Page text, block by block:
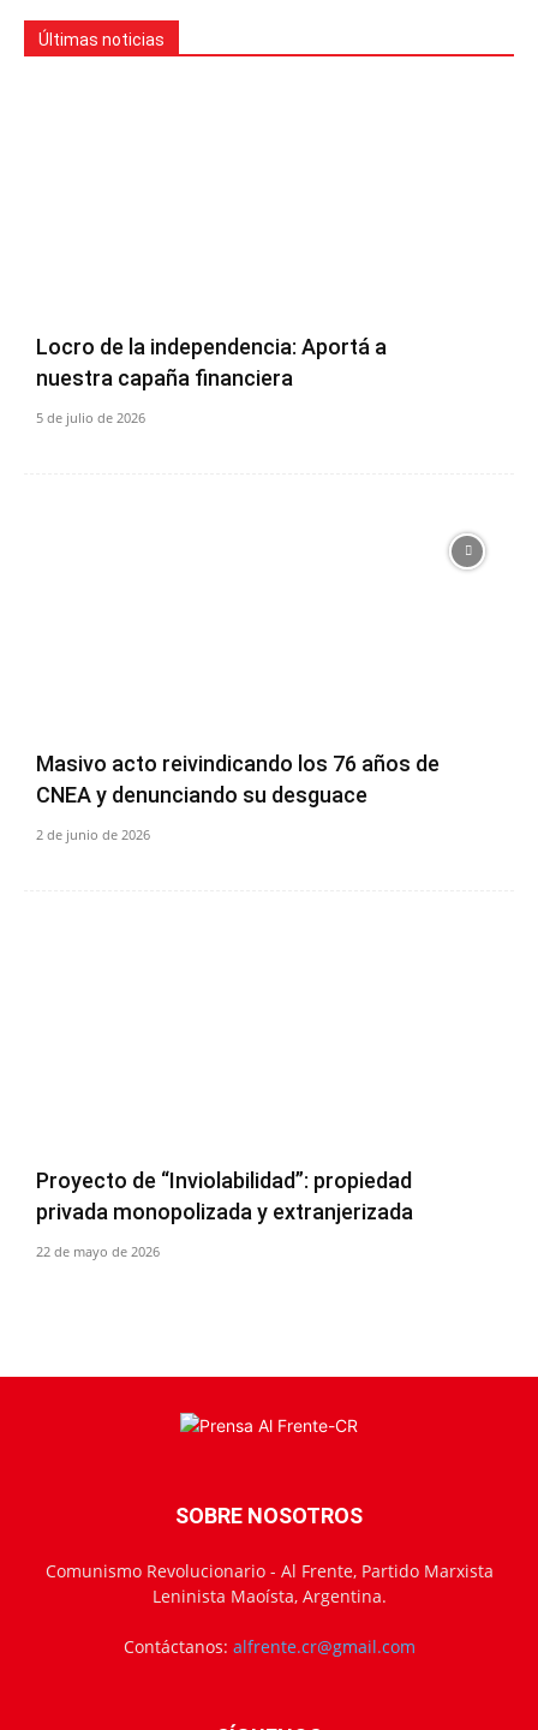
Últimas noticias
Locro de la independencia: Aportá a
nuestra capaña financiera
5 de julio de 2026
Masivo acto reivindicando los 76 años de
CNEA y denunciando su desguace
2 de junio de 2026
Proyecto de “Inviolabilidad”: propiedad
privada monopolizada y extranjerizada
22 de mayo de 2026
SOBRE NOSOTROS
Comunismo Revolucionario - Al Frente, Partido Marxista
Leninista Maoísta, Argentina.
Contáctanos: alfrente.cr@gmail.com